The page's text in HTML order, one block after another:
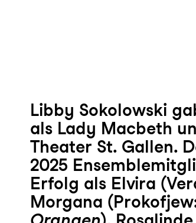
Libby Sokolowski
als Lady Macbeth
Theater St. Gallen.
2025
Erfolg als Elvira
Morgana